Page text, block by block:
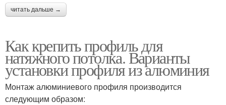
читать дальше →
Как крепить профиль для
натяжного потолка. Варианты
установки профиля из алюминия
Монтаж алюминиевого профиля производится
следующим образом: